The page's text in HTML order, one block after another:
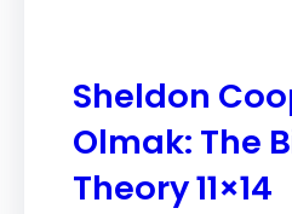
Sheldon
Olmak: The
Theory 11×14